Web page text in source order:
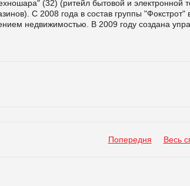
(32) (ритейл бытовой и электронной
С 2008 года в состав группы "Фокстрот"
недвижимостью. В 2009 году создана
Попередня Весь